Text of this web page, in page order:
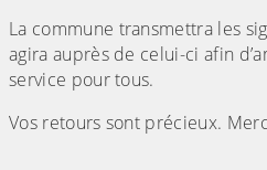
La commune transmettra les
agira auprès de celui-ci afin
service pour tous.
Vos retours sont précieux.